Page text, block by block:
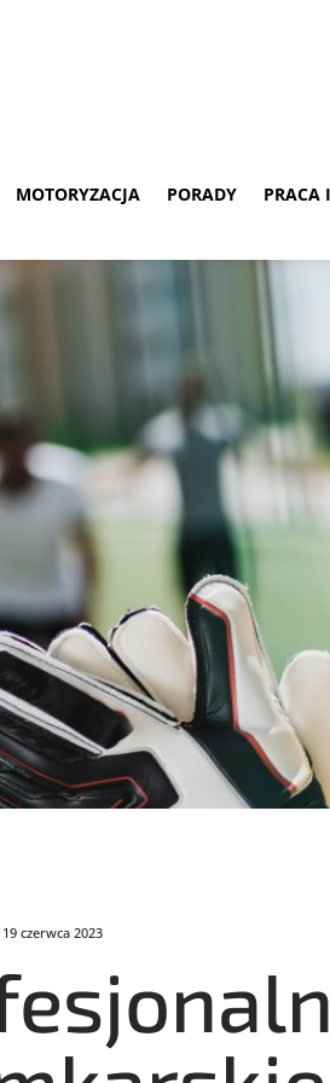
MOTORYZACJA PORADY PRACA
19 czerwca 2023